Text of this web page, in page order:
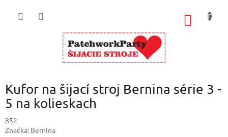
Kufor na šijací stroj Bernina série 3 -
5 na kolieskach
852
Značka: Bernina